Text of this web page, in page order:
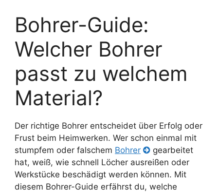
Bohrer-Guide:
Welcher Bohrer
passt zu welchem
Material?
Der richtige Bohrer entscheidet über Erfolg oder
Frust beim Heimwerken. Wer schon einmal mit
stumpfem oder falschem Bohrer
gearbeitet
hat, weiß, wie schnell Löcher ausreißen oder
Werkstücke beschädigt werden können. Mit
diesem Bohrer-Guide erfährst du, welche